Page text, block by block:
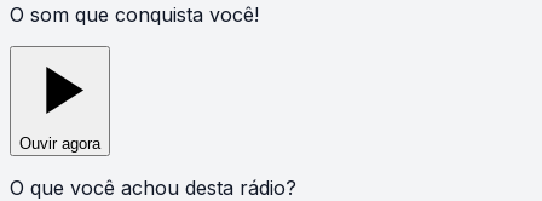
O som que conquista você!
Ouvir agora
O que você achou desta rádio?